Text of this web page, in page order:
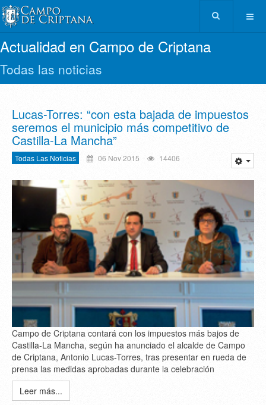
Actualidad en Campo de Criptana
Todas las noticias
Lucas-Torres: “con esta bajada de impuestos
seremos el municipio más competitivo de
Castilla-La Mancha”
Todas Las Noticias 06 Nov 2015 14406
Campo de Criptana contará con los impuestos más bajos de
Castilla-La Mancha, según ha anunciado el alcalde de Campo
de Criptana, Antonio Lucas-Torres, tras presentar en rueda de
prensa las medidas aprobadas durante la celebración
Leer más...